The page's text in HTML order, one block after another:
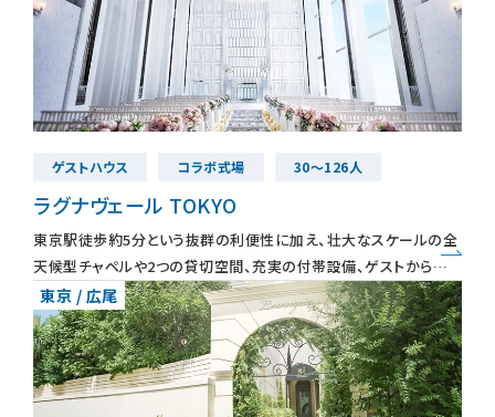
ウェディングレポート
お知らせ
ゲストハウス コラボ式場 30～126人
ラグナヴェール TOKYO
東京駅徒歩約5分という抜群の利便性に加え、壮大なスケールの全
天候型チャペルや2つの貸切空間、充実の付帯設備、ゲストから好
評の料理など総合力の高さが人気。 どこからでも訪れやすい立地
は大切なひとへの最
東京 / 広尾